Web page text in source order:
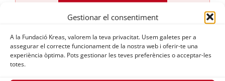
Gestionar el consentiment
A la Fundació Kreas, valorem la teva privacitat. Usem galetes per a
assegurar el correcte funcionament de la nostra web i oferir-te una
experiència òptima. Pots gestionar les teves preferències o acceptar-les
totes.